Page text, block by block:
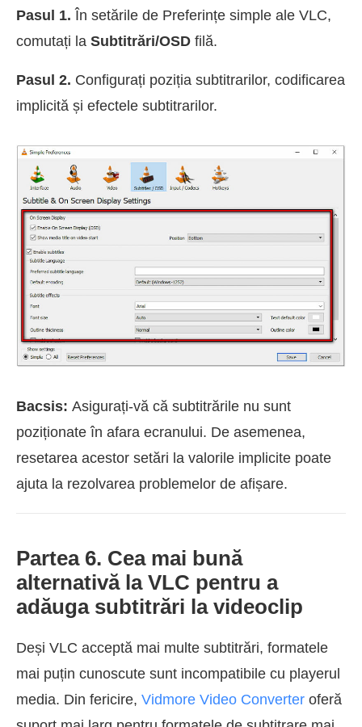
Pasul 1. În setările de Preferințe simple ale VLC,
comutați la Subtitrări/OSD filă.
Pasul 2. Configurați poziția subtitrarilor, codificarea
implicită și efectele subtitrarilor.
Bacsis: Asigurați-vă că subtitrările nu sunt
poziționate în afara ecranului. De asemenea,
resetarea acestor setări la valorile implicite poate
ajuta la rezolvarea problemelor de afișare.
Partea 6. Cea mai bună
alternativă la VLC pentru a
adăuga subtitrări la videoclip
Deși VLC acceptă mai multe subtitrări, formatele
mai puțin cunoscute sunt incompatibile cu playerul
media. Din fericire, Vidmore Video Converter oferă